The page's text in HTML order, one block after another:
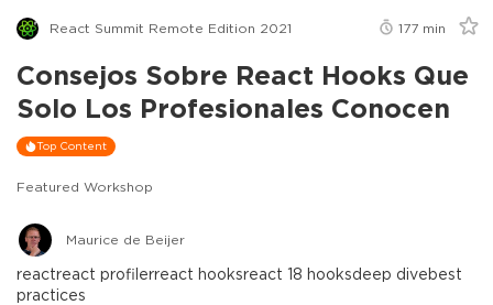
React Summit Remote Edition 2021 177 min
Consejos Sobre React Hooks Que
Solo Los Profesionales Conocen
Top Content
Featured Workshop
Maurice de Beijer
reactreact profilerreact hooksreact 18 hooksdeep divebest
practices